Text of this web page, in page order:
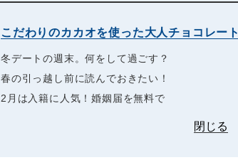
こだわりのカカオを使った大人チョコレート
冬デートの週末。何をして過ごす？
春の引っ越し前に読んでおきたい！
2月は入籍に人気！婚姻届を無料で
閉じる